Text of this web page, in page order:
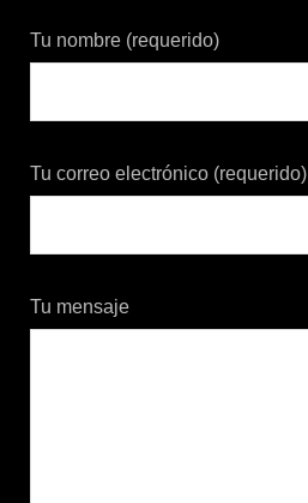
Tu nombre (requerido)
Tu correo electrónico (requerido)
Tu mensaje